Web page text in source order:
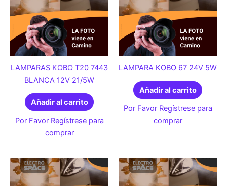
LAMPARAS KOBO T20 7443
BLANCA 12V 21/5W
Añadir al carrito
Por Favor Regístrese para
comprar
LAMPARA KOBO 67 24V 5W
Añadir al carrito
Por Favor Regístrese para
comprar